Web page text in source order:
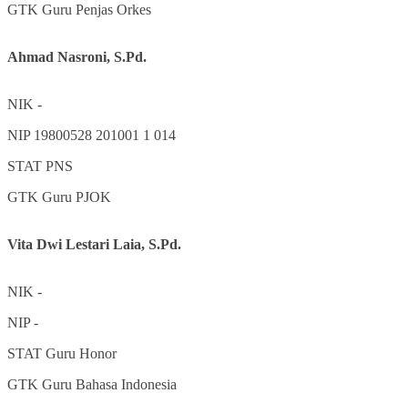
GTK Guru Penjas Orkes
Ahmad Nasroni, S.Pd.
NIK -
NIP 19800528 201001 1 014
STAT PNS
GTK Guru PJOK
Vita Dwi Lestari Laia, S.Pd.
NIK -
NIP-
STAT Guru Honor
GTK Guru Bahasa Indonesia